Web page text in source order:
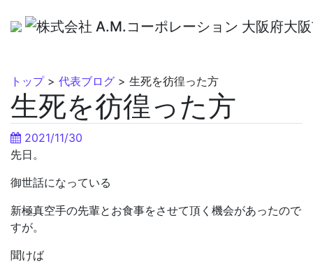
トップ> 代表ブログ > 生死を彷徨った方
生死を彷徨った方
2021/11/30
先日。
御世話になっている
新極真空手の先輩とお食事をさせて頂く機会があったので
すが。
聞けば